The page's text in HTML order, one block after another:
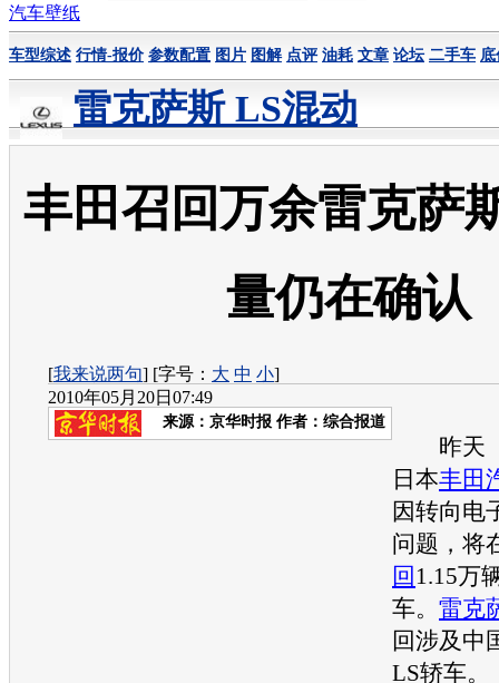
汽车壁纸
车型综述 行情-报价 参数配置 图片 图解 点评 油耗 文章 论坛 二手车 底
雷克萨斯 LS混动
丰田召回万余雷克萨
量仍在确认
[我来说两句] [字号： 大 中 小]
2010年05月20日07:49
来源： 京华时报 作者：综合报道
昨天（
日本丰田
因转向电
问题，将
回 1.15万
车。 雷克
回涉及中
LS轿车。